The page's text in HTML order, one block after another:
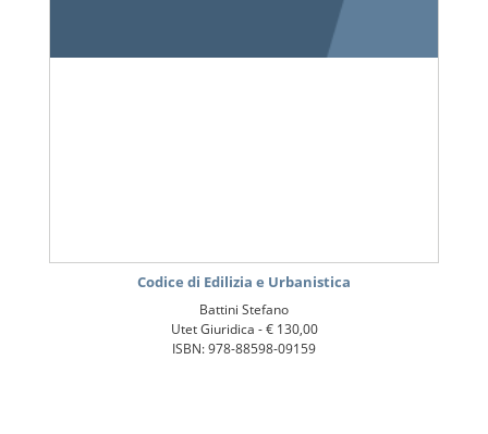
Codice di Edilizia e Urbanistica
Battini Stefano
Utet Giuridica -€ 130,00
ISBN: 978-88598-09159